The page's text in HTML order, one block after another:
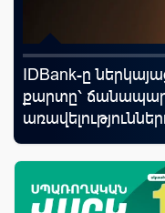
IDBank-ը
քարտը՝